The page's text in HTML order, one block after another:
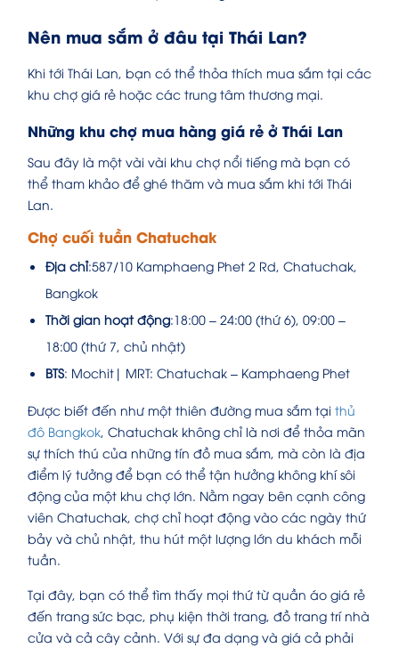
Nên mua sắm ở đâu tại Thái Lan?
Khi tới Thái Lan, bạn có thể thỏa thích mua sắm tại các
khu chợ giá rẻ hoặc các trung tâm thương mại.
Những khu chợ mua hàng giá rẻ ở Thái Lan
Sau đây là một vài vài khu chợ nổi tiếng mà bạn có
thể tham khảo để ghé thăm và mua sắm khi tới Thái
Lan.
Chợ cuối tuần Chatuchak
Địa chỉ:587/10 Kamphaeng Phet 2 Rd, Chatuchak,
Bangkok
Thời gian hoạt động:18:00 – 24:00 (thứ 6), 09:00 –
18:00 (thứ 7, chủ nhật)
BTS: Mochit| MRT: Chatuchak – Kamphaeng Phet
Được biết đến như một thiên đường mua sắm tại thủ
đô Bangkok , Chatuchak không chỉ là nơi để thỏa mãn
sự thích thú của những tín đồ mua sắm, mà còn là địa
điểm lý tưởng để bạn có thể tận hưởng không khí sôi
động của một khu chợ lớn. Nằm ngay bên cạnh công
viên Chatuchak, chợ chỉ hoạt động vào các ngày thứ
bảy và chủ nhật, thu hút một lượng lớn du khách mỗi
tuần.
Tại đây, bạn có thể tìm thấy mọi thứ từ quần áo giá rẻ
đến trang sức bạc, phụ kiện thời trang, đồ trang trí nhà
cửa và cả cây cảnh. Với sự đa dạng và giá cả phải